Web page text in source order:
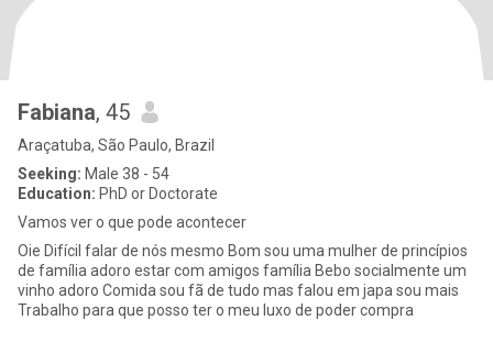
Fabiana, 45
Araçatuba, São Paulo, Brazil
Seeking: Male 38 - 54
Education: PhD or Doctorate
Vamos ver o que pode acontecer
Oie Difícil falar de nós mesmo Bom sou uma mulher de princípios
de família adoro estar com amigos família Bebo socialmente um
vinho adoro Comida sou fã de tudo mas falou em japa sou mais
Trabalho para que posso ter o meu luxo de poder compra